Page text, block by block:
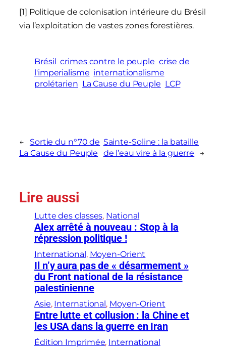
[1] Politique de colonisation intérieure du Brésil
via l’exploitation de vastes zones forestières.
Brésil crimes contre le peuple crise de
l'imperialisme internationalisme
prolétarien La Cause du Peuple LCP
←
Sortie du n°70 de
La Cause du Peuple
Sainte-Soline : la bataille
de l’eau vire à la guerre
→
Lire aussi
Lutte des classes, National
Alex arrêté à nouveau : Stop à la
répression politique !
International, Moyen-Orient
Il n’y aura pas de « désarmement »
du Front national de la résistance
palestinienne
Asie, International, Moyen-Orient
Entre lutte et collusion : la Chine et
les USA dans la guerre en Iran
Édition Imprimée, International